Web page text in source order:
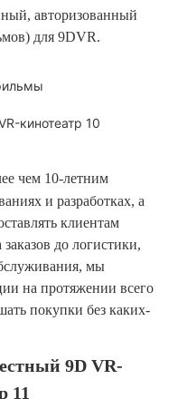
авторизованный
для 9DVR.
чем 10-летним
и разработках, а
клиентам
до логистики,
мы
на протяжении всего
покупки без каких-